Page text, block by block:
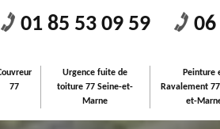
01 85 53 09 59 06
77
Urgence fuite de
toiture 77 Seine-et-
Marne
Peinture
Ravalement
et-